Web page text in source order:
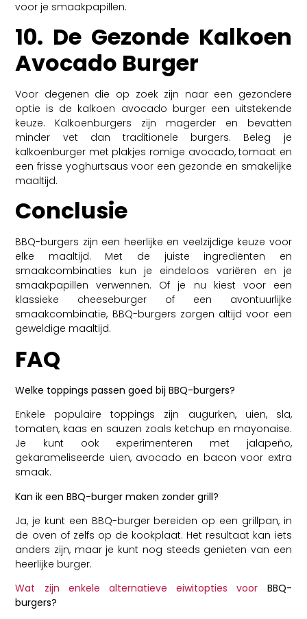
voor je smaakpapillen.
10. De Gezonde Kalkoen
Avocado Burger
Voor degenen die op zoek zijn naar een gezondere
optie is de kalkoen avocado burger een uitstekende
keuze. Kalkoenburgers zijn magerder en bevatten
minder vet dan traditionele burgers. Beleg je
kalkoenburger met plakjes romige avocado, tomaat en
een frisse yoghurtsaus voor een gezonde en smakelijke
maaltijd.
Conclusie
BBQ-burgers zijn een heerlijke en veelzijdige keuze voor
elke maaltijd. Met de juiste ingrediënten en
smaakcombinaties kun je eindeloos variëren en je
smaakpapillen verwennen. Of je nu kiest voor een
klassieke cheeseburger of een avontuurlijke
smaakcombinatie, BBQ-burgers zorgen altijd voor een
geweldige maaltijd.
FAQ
Welke toppings passen goed bij BBQ-burgers?
Enkele populaire toppings zijn augurken, uien, sla,
tomaten, kaas en sauzen zoals ketchup en mayonaise.
Je kunt ook experimenteren met jalapeño,
gekarameliseerde uien, avocado en bacon voor extra
smaak.
Kan ik een BBQ-burger maken zonder grill?
Ja, je kunt een BBQ-burger bereiden op een grillpan, in
de oven of zelfs op de kookplaat. Het resultaat kan iets
anders zijn, maar je kunt nog steeds genieten van een
heerlijke burger.
Wat zijn enkele alternatieve eiwitopties voor BBQ-
burgers?